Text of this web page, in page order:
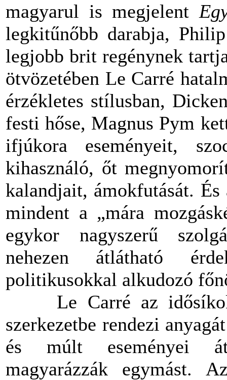
magyarul is megjelent
legkitűnőbb darabja,
legjobb brit regénynek
ötvözetében Le Carré
érzékletes stílusban,
festi hőse, Magnus Pym
ifjúkora eseményeit,
kihasználó, őt
kalandjait, ámokfutását.
mindent a „mára
egykor nagyszerű
nehezen átlátható
politikusokkal alkudozó
Le Carré az
szerkezetbe rendezi
és múlt eseményei
magyarázzák egymást.